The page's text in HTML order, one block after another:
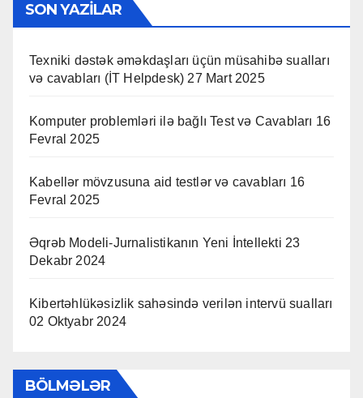
SON YAZILAR
Texniki dəstək əməkdaşları üçün müsahibə sualları
və cavabları (İT Helpdesk) 27 Mart 2025
Komputer problemləri ilə bağlı Test və Cavabları 16
Fevral 2025
Kabellər mövzusuna aid testlər və cavabları 16
Fevral 2025
Əqrəb Modeli-Jurnalistikanın Yeni İntellekti 23
Dekabr 2024
Kibertəhlükəsizlik sahəsində verilən intervü sualları
02 Oktyabr 2024
BÖLMƏLƏR